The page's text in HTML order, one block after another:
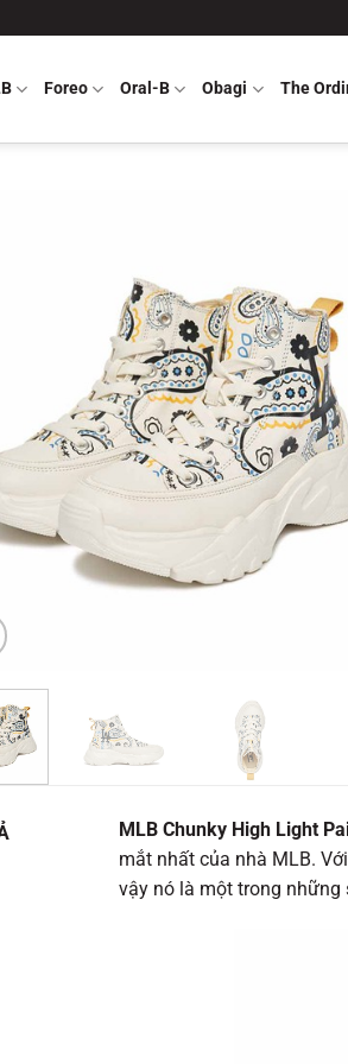
Foreo Oral-B Obagi The
MLB Chunky High Light
mắt nhất của nhà MLB.
vậy nó là một trong